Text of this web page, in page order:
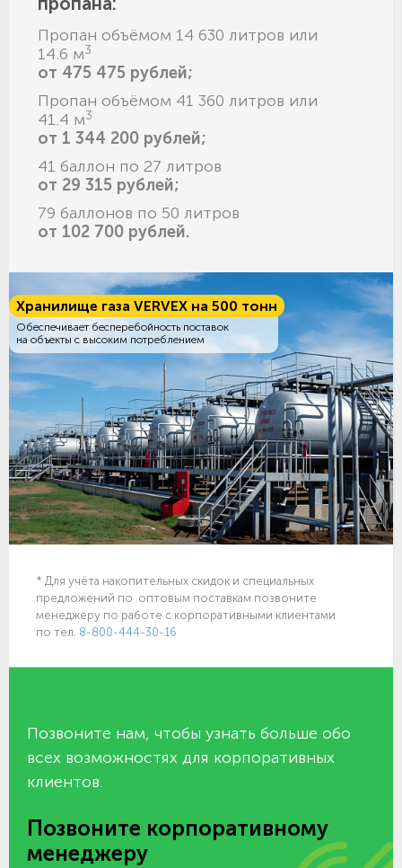
Пропан объёмом 14 630 литров или
14.6 м3
от 475 475 рублей;
Пропан объёмом 41 360 литров или
41.4 м3
от 1 344 200 рублей;
41 баллон по 27 литров
от 29 315 рублей;
79 баллонов по 50 литров
от 102 700 рублей.
Хранилище газа VERVEX на 500 тонн
Обеспечивает бесперебойность поставок
на объекты с высоким потреблением
* Для учёта накопительных скидок и специальных
предложений по оптовым поставкам позвоните
менеджеру по работе с корпоративными клиентами
по тел. 8-800-444-30-16
Позвоните нам, чтобы узнать больше обо
всех возможностях для корпоративных
клиентов.
Позвоните корпоративному
менеджеру